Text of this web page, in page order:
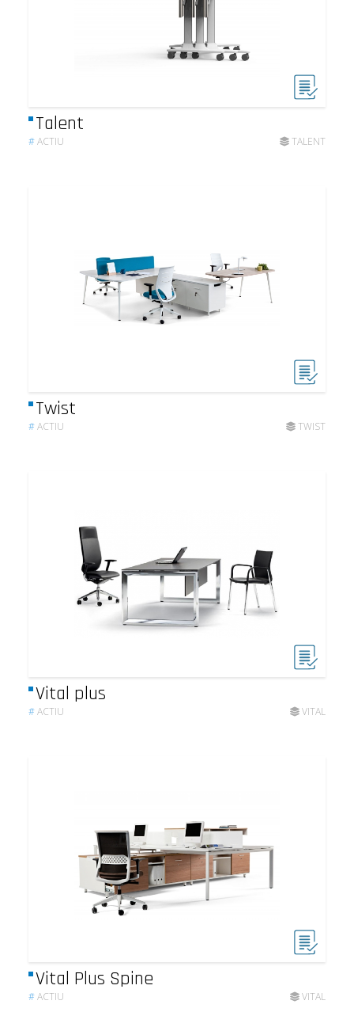
Talent
#ACTIU TALENT
Twist
#ACTIU TWIST
Vital plus
#ACTIU VITAL
Vital Plus Spine
#ACTIU VITAL